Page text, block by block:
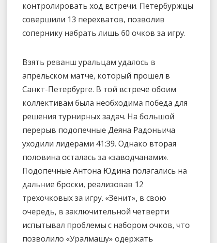
контролировать ход встречи. Петербуржцы
совершили 13 перехватов, позволив
сопернику набрать лишь 60 очков за игру.
Взять реванш уральцам удалось в
апрельском матче, который прошел в
Санкт-Петербурге. В той встрече обоим
коллективам была необходима победа для
решения турнирных задач. На большой
перерыв подопечные Деяна Радоньича
уходили лидерами 41:39. Однако вторая
половина осталась за «заводчанами».
Подопечные Антона Юдина полагались на
дальние броски, реализовав 12
трехочковых за игру. «Зенит», в свою
очередь, в заключительной четверти
испытывал проблемы с набором очков, что
позволило «Уралмашу» одержать